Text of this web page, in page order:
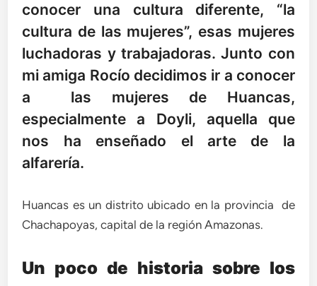
conocer una cultura diferente, “la
cultura de las mujeres”, esas mujeres
luchadoras y trabajadoras. Junto con
mi amiga Rocío decidimos ir a conocer
a las mujeres de Huancas,
especialmente a Doyli, aquella que
nos ha enseñado el arte de la
alfarería.
Huancas es un distrito ubicado en la provincia de
Chachapoyas, capital de la región Amazonas.
Un poco de historia sobre los